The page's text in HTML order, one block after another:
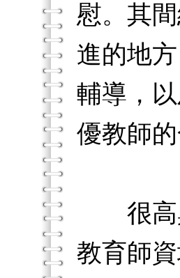
慰。其
進的地
輔導，
優教師
很高興
教育師